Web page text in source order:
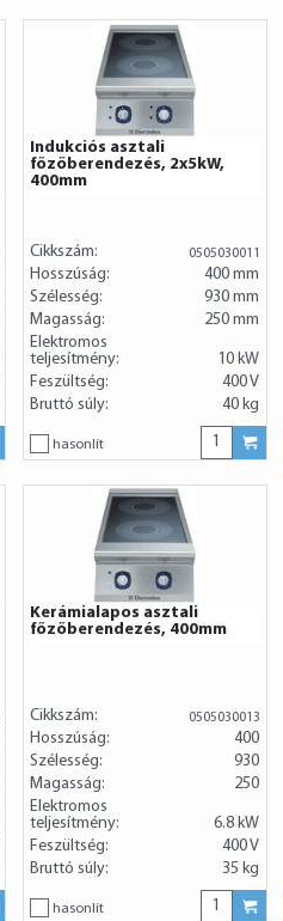
Indukciós asztali
főzőberendezés, 2x5kW,
400mm
Cikkszám: 0505030011
Hosszúság:
400 mm
Szélesség:
930 mm
Magasság:
250 mm
Elektromos
teljesítmény:
10 kW
Feszültség:
400 V
Bruttó súly:
40 kg
hasonlít
Kerámialapos asztali
főzőberendezés, 400mm
Cikkszám: 0505030013
Hosszúság:
400
Szélesség:
930
Magasság:
250
Elektromos
teljesítmény:
6.8 kW
Feszültség:
400 V
Bruttó súly:
35 kg
hasonlít